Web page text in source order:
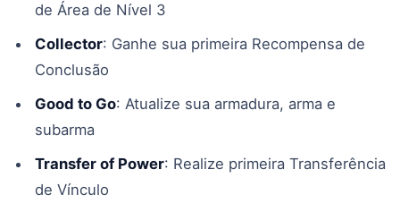
de Área de Nível 3
Collector: Ganhe sua primeira Recompensa de
Conclusão
Good to Go: Atualize sua armadura, arma e
subarma
Transfer of Power: Realize primeira Transferência
de Vínculo